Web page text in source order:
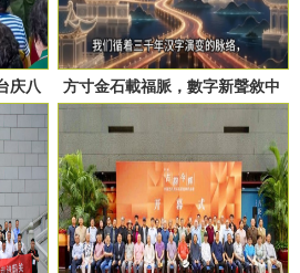
庆八
方寸金石載福脈，數字新聲敘中